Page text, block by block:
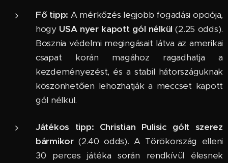
Fő tipp: A mérkőzés legjobb fogadási opciója,
hogy USA nyer kapott gól nélkül (2.25 odds).
Bosznia védelmi megingásait látva az amerikai
csapat korán magához ragadhatja a
kezdeményezést, és a stabil hátországuknak
köszönhetően lehozhatják a meccset kapott
gól nélkül.
Játékos tipp: Christian Pulisic gólt szerez
bármikor(2.40 odds). A Törökország elleni
30 perces játéka során rendkívül élesnek